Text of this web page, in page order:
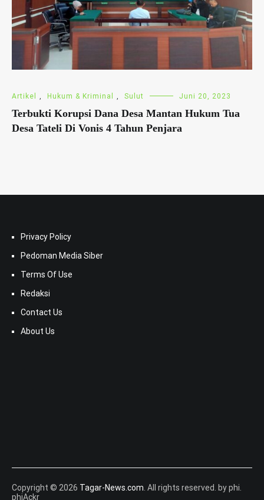
Artikel , Hukum & Kriminal , Sulut Juni 20, 2023
Terbukti Korupsi Dana Desa Mantan Hukum Tua
Desa Tateli Di Vonis 4 Tahun Penjara
Privacy Policy
Pedoman Media Siber
Terms Of Use
Redaksi
Contact Us
About Us
Copyright © 2026 Tagar-News.com . All rights reserved. by phi.
phiAckr